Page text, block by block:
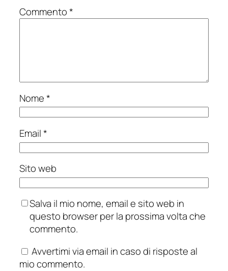
Commento*
Nome*
Email*
Sito web
Salva il mio nome, email e sito web in
questo browser per la prossima volta che
commento.
Avvertimi via email in caso di risposte al
mio commento.